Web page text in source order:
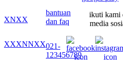
XNXX
XXXNNXX
bantuan
dan faq
021-
123456789
ikuti kami
media